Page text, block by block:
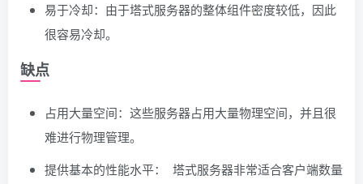
易于冷却：由于塔式服务器的整体组件密度较低，因此
很容易冷却。
缺点
占用大量空间：这些服务器占用大量物理空间，并且很
难进行物理管理。
提供基本的性能水平： 塔式服务器非常适合客户端数量